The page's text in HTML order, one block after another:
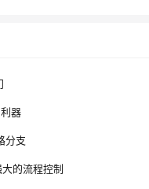
器
分支
的流程控制